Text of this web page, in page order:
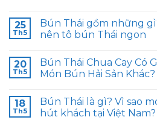
25
Th5
Bún Thái gồm những
nên tô bún Thái ngon
20
Th5
Bún Thái Chua Cay Có
Món Bún Hải Sản Khác?
18
Th5
Bún Thái là gì? Vì sao
hút khách tại Việt Nam?